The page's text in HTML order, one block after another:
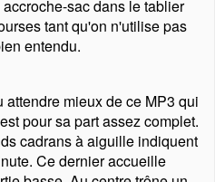
sac dans le tablier
tant qu'on n'utilise pas
entendu.
mieux de ce MP3 qui
pour sa part assez complet.
cadrans à aiguille indiquent
Ce dernier accueille